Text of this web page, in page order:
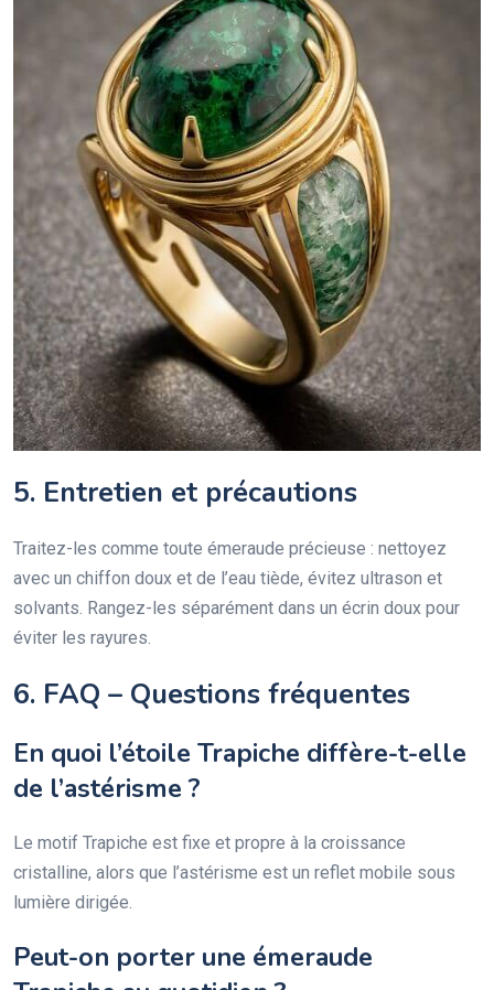
5. Entretien et précautions
Traitez-les comme toute émeraude précieuse : nettoyez
avec un chiffon doux et de l’eau tiède, évitez ultrason et
solvants. Rangez-les séparément dans un écrin doux pour
éviter les rayures.
6. FAQ – Questions fréquentes
En quoi l’étoile Trapiche diffère-t-elle
de l’astérisme ?
Le motif Trapiche est fixe et propre à la croissance
cristalline, alors que l’astérisme est un reflet mobile sous
lumière dirigée.
Peut-on porter une émeraude